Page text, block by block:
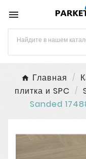

Главная
плитка и SPC
Sanded